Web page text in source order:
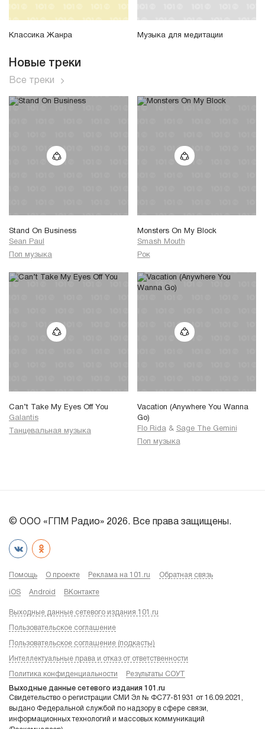
Классика Жанра Музыка для медитации
Новые треки
Все треки
Stand On Business
Sean Paul
Поп музыка
Monsters On My Block
Smash Mouth
Рок
Can’t Take My Eyes Off You
Galantis
Танцевальная музыка
Vacation (Anywhere You Wanna
Go)
Flo Rida & Sage The Gemini
Поп музыка
© ООО «ГПМ Радио» 2026. Все права защищены.
Помощь О проекте Реклама на 101.ru Обратная связь
iOS Android ВКонтакте
Выходные данные сетевого издания 101.ru
Пользовательское соглашение
Пользовательское соглашение (подкасты)
Интеллектуальные права и отказ от ответственности
Политика конфиденциальности Результаты СОУТ
Выходные данные сетевого издания 101.ru
Свидетельство о регистрации СМИ Эл № ФС77-81931 от 16.09.2021,
выдано Федеральной службой по надзору в сфере связи,
информационных технологий и массовых коммуникаций